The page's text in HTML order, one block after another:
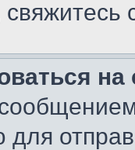
для